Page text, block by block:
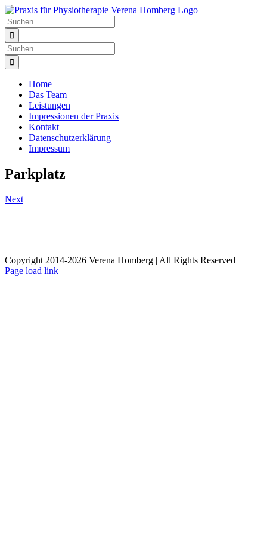
Zum
Inhalt
springen
Suche
nach:
Suche
nach:
Home
Das Team
Leistungen
Impressionen der Praxis
Kontakt
Datenschutzerklärung
Impressum
Parkplatz
Next
Copyright 2014-2026 Verena Homberg | All Rights Reserved
Page load link